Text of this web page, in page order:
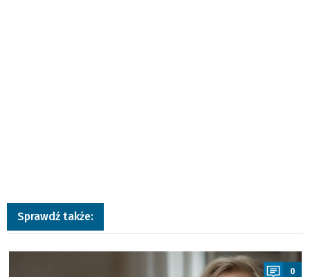
Sprawdź także:
a
0